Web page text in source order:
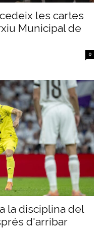
les cartes
Municipal de
0
la disciplina del
d'arribar